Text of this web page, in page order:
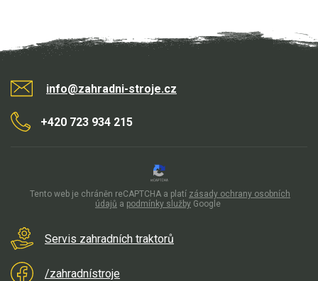
info@zahradni-stroje.cz
+420 723 934 215
Servis zahradních traktorů
/zahradnístroje
Tento web je chráněn reCAPTCHA a platí zásady ochrany osobních
údajů a podmínky služby Google